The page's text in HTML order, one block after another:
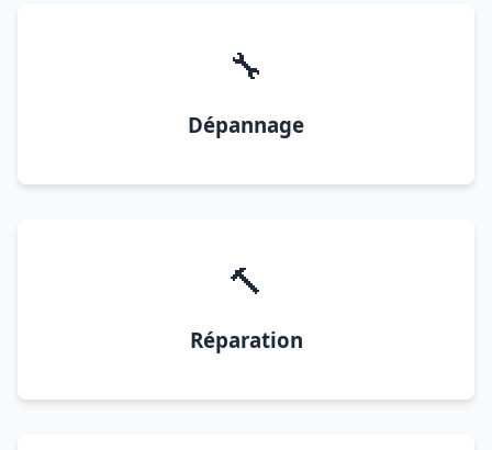
🔧
Dépannage
🔨
Réparation